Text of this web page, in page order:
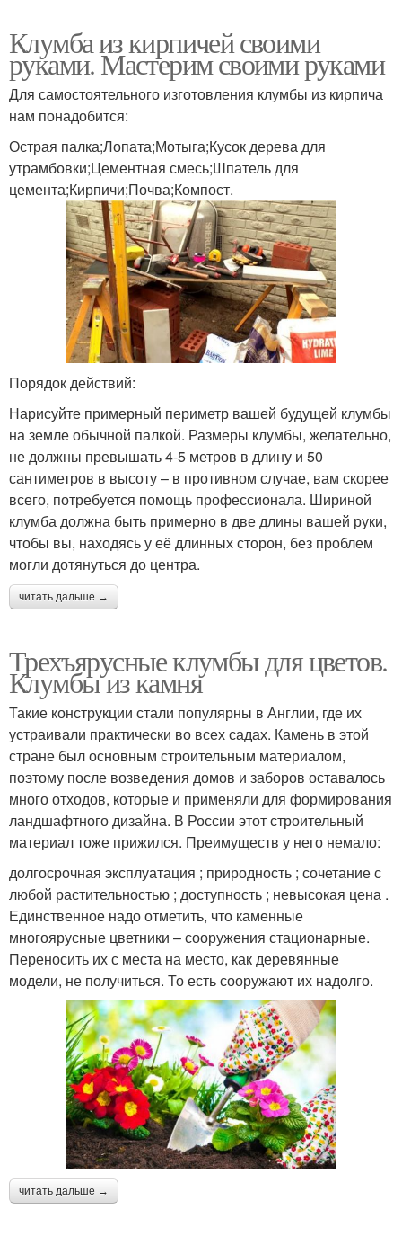
Клумба из кирпичей своими
руками. Мастерим своими руками
Для самостоятельного изготовления клумбы из кирпича
нам понадобится:
Острая палка;Лопата;Мотыга;Кусок дерева для
утрамбовки;Цементная смесь;Шпатель для
цемента;Кирпичи;Почва;Компост.
Порядок действий:
Нарисуйте примерный периметр вашей будущей клумбы
на земле обычной палкой. Размеры клумбы, желательно,
не должны превышать 4-5 метров в длину и 50
сантиметров в высоту – в противном случае, вам скорее
всего, потребуется помощь профессионала. Шириной
клумба должна быть примерно в две длины вашей руки,
чтобы вы, находясь у её длинных сторон, без проблем
могли дотянуться до центра.
читать дальше →
Трехъярусные клумбы для цветов.
Клумбы из камня
Такие конструкции стали популярны в Англии, где их
устраивали практически во всех садах. Камень в этой
стране был основным строительным материалом,
поэтому после возведения домов и заборов оставалось
много отходов, которые и применяли для формирования
ландшафтного дизайна. В России этот строительный
материал тоже прижился. Преимуществ у него немало:
долгосрочная эксплуатация ; природность ; сочетание с
любой растительностью ; доступность ; невысокая цена .
Единственное надо отметить, что каменные
многоярусные цветники – сооружения стационарные.
Переносить их с места на место, как деревянные
модели, не получиться. То есть сооружают их надолго.
читать дальше →